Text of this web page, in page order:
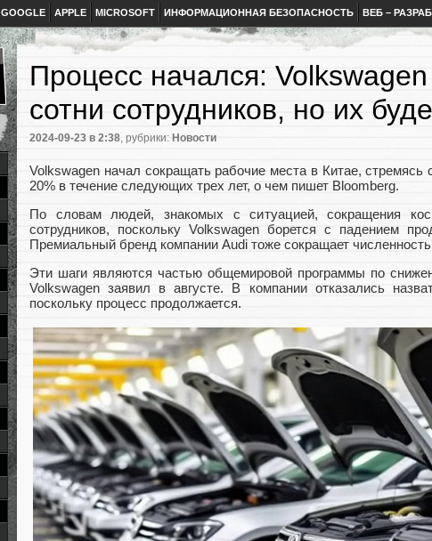
GOOGLE APPLE MICROSOFT ИНФОРМАЦИОННАЯ БЕЗОПАСНОСТЬ ВЕБ –
Процесс начался:
сотни сотрудников, но их
2024-09-23 в 2:38, рубрики: Новости
Volkswagen начал сокращать рабочие места в Китае,
20% в течение следующих трех лет, о чем пишет Bloomberg.
По словам людей, знакомых с ситуацией, сокращения
сотрудников, поскольку Volkswagen борется с падением
Премиальный бренд компании Audi тоже сокращает
Эти шаги являются частью общемировой программы по
Volkswagen заявил в августе. В компании отказались
поскольку процесс продолжается.